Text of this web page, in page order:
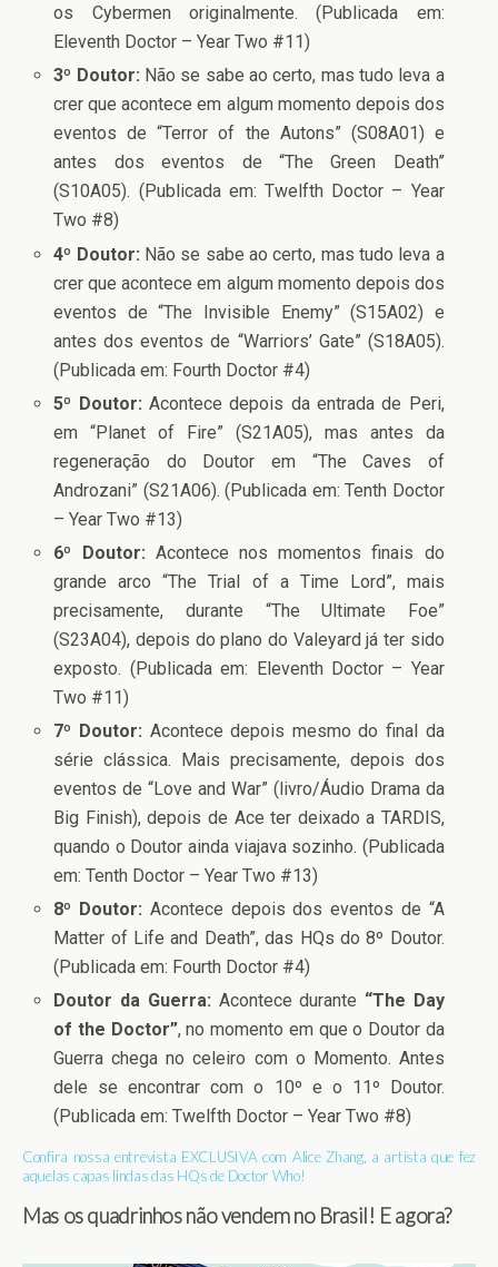
os Cybermen originalmente. (Publicada em:
Eleventh Doctor – Year Two #11)
3º Doutor: Não se sabe ao certo, mas tudo leva a
crer que acontece em algum momento depois dos
eventos de “Terror of the Autons” (S08A01) e
antes dos eventos de “The Green Death”
(S10A05). (Publicada em: Twelfth Doctor – Year
Two #8)
4º Doutor: Não se sabe ao certo, mas tudo leva a
crer que acontece em algum momento depois dos
eventos de “The Invisible Enemy” (S15A02) e
antes dos eventos de “Warriors’ Gate” (S18A05).
(Publicada em: Fourth Doctor #4)
5º Doutor:Acontece depois da entrada de Peri,
em “Planet of Fire” (S21A05), mas antes da
regeneração do Doutor em “The Caves of
Androzani” (S21A06). (Publicada em: Tenth Doctor
– Year Two #13)
6º Doutor: Acontece nos momentos finais do
grande arco “The Trial of a Time Lord”, mais
precisamente, durante “The Ultimate Foe”
(S23A04), depois do plano do Valeyard já ter sido
exposto. (Publicada em: Eleventh Doctor – Year
Two #11)
7º Doutor: Acontece depois mesmo do final da
série clássica. Mais precisamente, depois dos
eventos de “Love and War” (livro/Áudio Drama da
Big Finish), depois de Ace ter deixado a TARDIS,
quando o Doutor ainda viajava sozinho. (Publicada
em: Tenth Doctor – Year Two #13)
8º Doutor: Acontece depois dos eventos de “A
Matter of Life and Death”, das HQs do 8º Doutor.
(Publicada em: Fourth Doctor #4)
Doutor da Guerra: Acontece durante “The Day
of the Doctor”, no momento em que o Doutor da
Guerra chega no celeiro com o Momento. Antes
dele se encontrar com o 10º e o 11º Doutor.
(Publicada em: Twelfth Doctor – Year Two #8)
Confira nossa entrevista EXCLUSIVA com Alice Zhang, a artista que fez
aquelas capas lindas das HQs de Doctor Who!
Mas os quadrinhos não vendem no Brasil! E agora?